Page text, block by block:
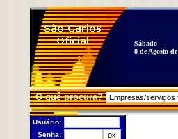
Sábado
8 de Agosto
O quê procura?
Usuário:
Senha: